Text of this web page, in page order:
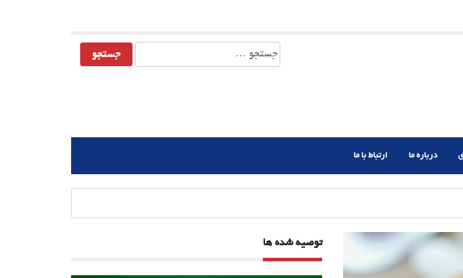
جستجو
برای:
درباره ما ارتباط با ما
توصیه شده ها